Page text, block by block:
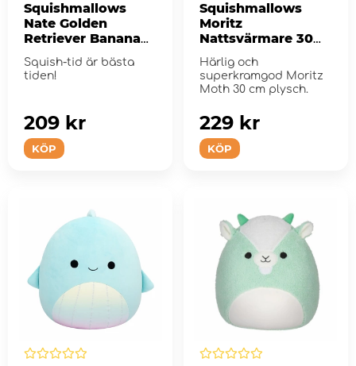
Squishmallows
Nate Golden
Retriever Banana
30 cm
Squish-tid är bästa
tiden!
KÖP
209 kr
Squishmallows
Moritz
Nattsvärmare 30
cm
Härlig och
superkramgod Moritz
Moth 30 cm plysch.
KÖP
229 kr